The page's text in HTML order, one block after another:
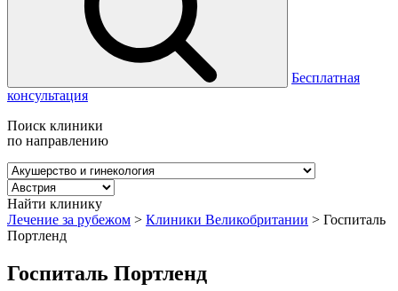
Бесплатная
консультация
Поиск клиники
по направлению
Найти клинику
Лечение за рубежом > Клиники Великобритании > Госпиталь
Портленд
Госпиталь Портленд